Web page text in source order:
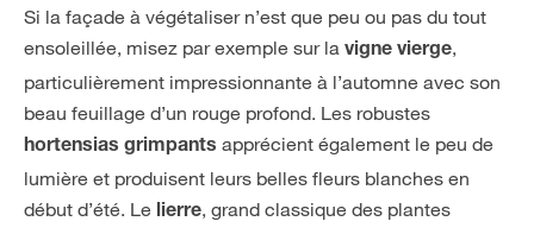
Si la façade à végétaliser n’est que peu ou pas du tout
ensoleillée, misez par exemple sur la vigne vierge,
particulièrement impressionnante à l’automne avec son
beau feuillage d’un rouge profond. Les robustes
hortensias grimpants apprécient également le peu de
lumière et produisent leurs belles fleurs blanches en
début d’été. Le lierre, grand classique des plantes